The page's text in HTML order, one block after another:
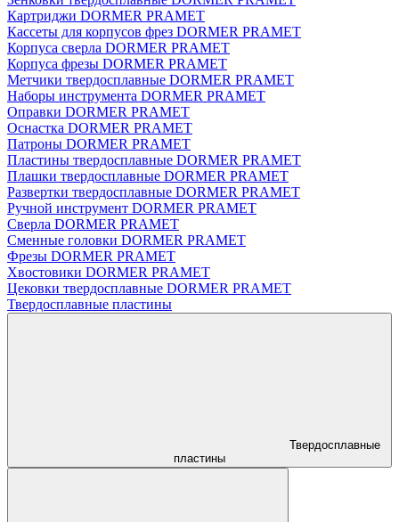
Картриджи DORMER PRAMET
Кассеты для корпусов фрез DORMER PRAMET
Корпуса сверла DORMER PRAMET
Корпуса фрезы DORMER PRAMET
Метчики твердосплавные DORMER PRAMET
Наборы инструмента DORMER PRAMET
Оправки DORMER PRAMET
Оснастка DORMER PRAMET
Патроны DORMER PRAMET
Пластины твердосплавные DORMER PRAMET
Плашки твердосплавные DORMER PRAMET
Развертки твердосплавные DORMER PRAMET
Ручной инструмент DORMER PRAMET
Сверла DORMER PRAMET
Сменные головки DORMER PRAMET
Фрезы DORMER PRAMET
Хвостовики DORMER PRAMET
Цековки твердосплавные DORMER PRAMET
Твердосплавные пластины
Твердосплавные
пластины